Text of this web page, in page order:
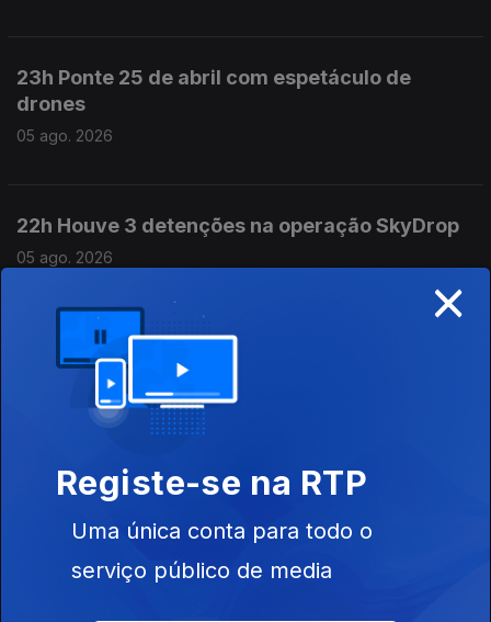
23h Ponte 25 de abril com espetáculo de
drones
05 ago. 2026
22h Houve 3 detenções na operação SkyDrop
05 ago. 2026
21h MAI: Polémicas causam desconforto na
Polícia Judiciária
05 ago. 2026
20h Governo contra "portas escancaradas"
na imigração
×
Registe-se na RTP
Uma única conta para todo o
serviço público de media